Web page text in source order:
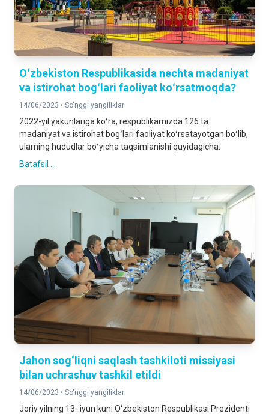
Oʻzbekiston Respublikasida nechta madaniyat
va istirohat bogʻlari faoliyat koʻrsatmoqda?
14/06/2023 • So'nggi yangiliklar
2022-yil yakunlariga koʻra, respublikamizda 126 ta
madaniyat va istirohat bogʻlari faoliyat koʻrsatayotgan boʻlib,
ularning hududlar boʻyicha taqsimlanishi quyidagicha:
Batafsil ...
Jahon sog‘liqni saqlash tashkiloti missiyasi
bilan uchrashuv tashkil etildi
14/06/2023 • So'nggi yangiliklar
Joriy yilning 13- iyun kuni O‘zbekiston Respublikasi Prezidenti